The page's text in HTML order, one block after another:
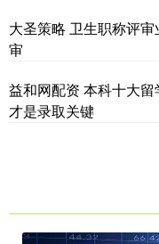
大圣策略 卫生职称评
审
益和网配资 本科十大
才是录取关键